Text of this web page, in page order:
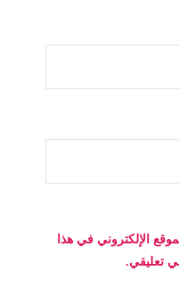
الإلكتروني في هذا
تعليقي.